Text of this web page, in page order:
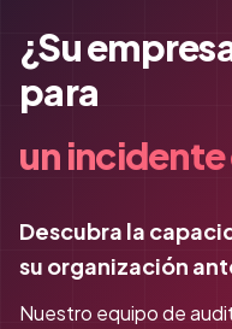
¿Su
para
un
Descubra la
su organización
Nuestro equipo de